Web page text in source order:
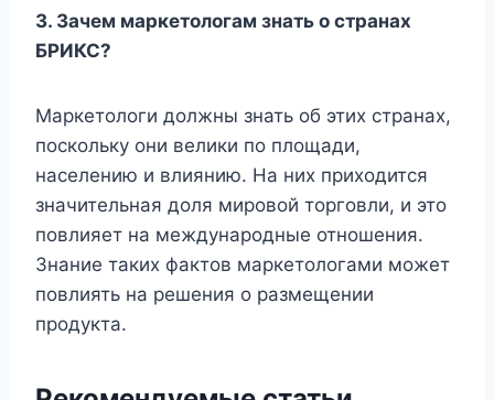
3. Зачем маркетологам знать о странах
БРИКС?
Маркетологи должны знать об этих странах,
поскольку они велики по площади,
населению и влиянию. На них приходится
значительная доля мировой торговли, и это
повлияет на международные отношения.
Знание таких фактов маркетологами может
повлиять на решения о размещении
продукта.